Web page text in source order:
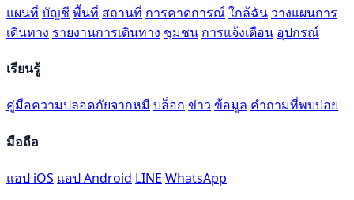
แผนที่ บัญชี พื้นที่ สถานที่ การคาดการณ์ใกล้ฉัน วางแผนการ
เดินทาง รายงานการเดินทาง ชุมชน การแจ้งเตือน อุปกรณ์
เรียนรู้
คู่มือความปลอดภัยจากหมี บล็อก ข่าว ข้อมูล คำถามที่พบบ่อย
มือถือ
แอป iOS แอป Android LINE WhatsApp